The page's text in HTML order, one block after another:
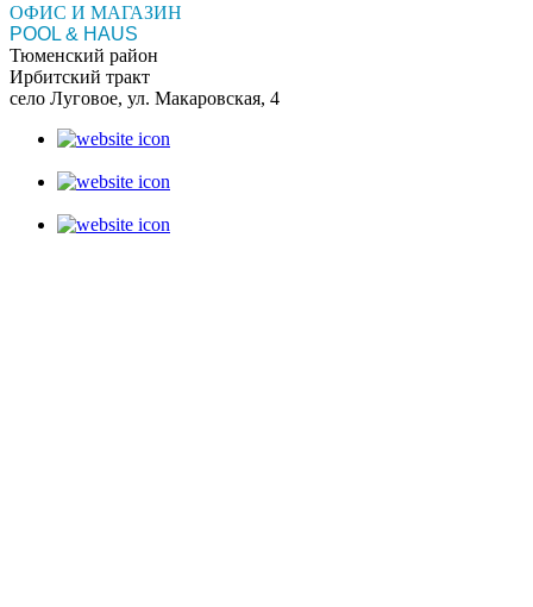
ОФИС И МАГАЗИН
POOL & HAUS
Тюменский район
Ирбитский тракт
село Луговое, ул. Макаровская, 4